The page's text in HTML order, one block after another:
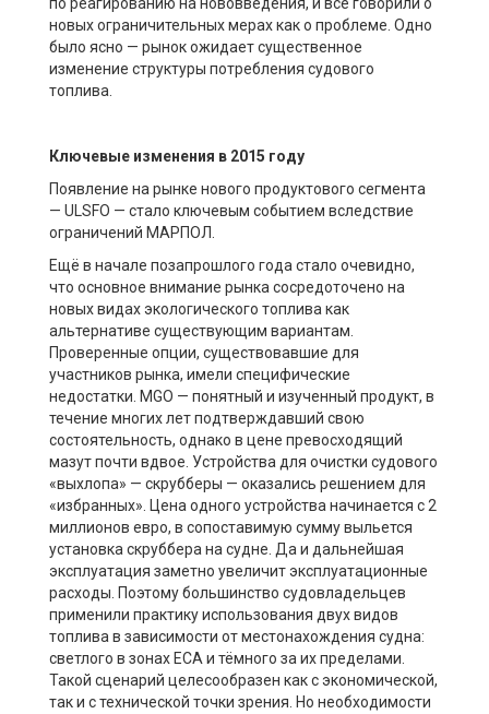
новых ограничительных мерах как о проблеме. Одно
было ясно — рынок ожидает существенное
изменение структуры потребления судового
топлива.
Ключевые изменения в 2015 году
Появление на рынке нового продуктового сегмента
— ULSFO — стало ключевым событием вследствие
ограничений МАРПОЛ.
Ещё в начале позапрошлого года стало очевидно,
что основное внимание рынка сосредоточено на
новых видах экологического топлива как
альтернативе существующим вариантам.
Проверенные опции, существовавшие для
участников рынка, имели специфические
недостатки. MGO — понятный и изученный продукт, в
течение многих лет подтверждавший свою
состоятельность, однако в цене превосходящий
мазут почти вдвое. Устройства для очистки судового
«выхлопа» — скрубберы — оказались решением для
«избранных». Цена одного устройства начинается с 2
миллионов евро, в сопоставимую сумму выльется
установка скруббера на судне. Да и дальнейшая
эксплуатация заметно увеличит эксплуатационные
расходы. Поэтому большинство судовладельцев
применили практику использования двух видов
топлива в зависимости от местонахождения судна:
светлого в зонах ЕСА и тёмного за их пределами.
Такой сценарий целесообразен как с экономической,
так и с технической точки зрения. Но необходимости